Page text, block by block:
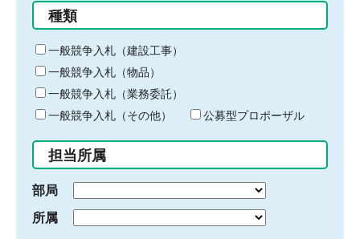
る
キ
ー
ワ
ー
ド
入
力
種類
一般競争入札（建設工事）
一般競争入札（物品）
一般競争入札（業務委託）
一般競争入札（その他）
公募型プロポーザル
担当所属
部局
所属